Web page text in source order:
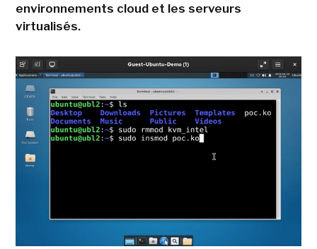
environnements cloud et les serveurs
virtualisés.